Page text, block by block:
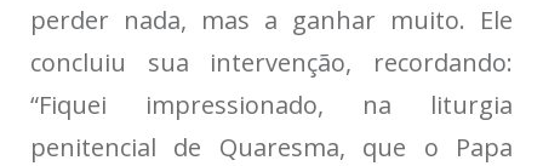
perder nada, mas a ganhar muito. Ele
concluiu sua intervenção, recordando:
“Fiquei impressionado, na liturgia
penitencial de Quaresma, que o Papa